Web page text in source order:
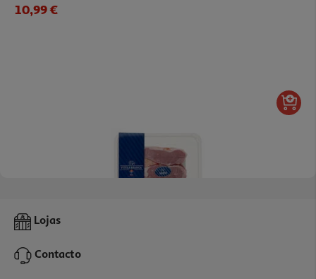
10,99 €
Vazia De Vitela Nipa Europa 200g
7,99 €
Lojas
Contacto